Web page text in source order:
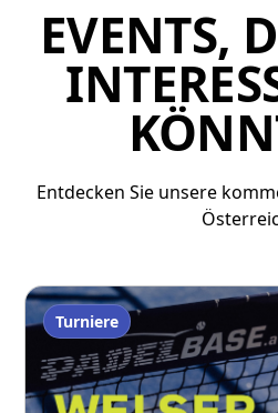
EVENTS,
Entdecken Sie unsere
Turniere